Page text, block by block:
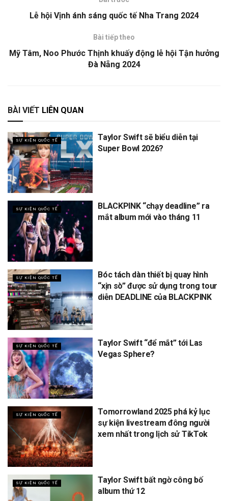
Lễ hội Vịnh ánh sáng quốc tế Nha Trang 2024
Bài tiếp theo
Mỹ Tâm, Noo Phước Thịnh khuấy động lễ hội Tận hưởng
Đà Nẵng 2024
BÀI VIẾT LIÊN QUAN
SỰ KIỆN QUỐC TẾ
Taylor Swift sẽ biểu diễn tại
Super Bowl 2026?
SỰ KIỆN QUỐC TẾ
BLACKPINK “chạy deadline” ra
mắt album mới vào tháng 11
SỰ KIỆN QUỐC TẾ
Bóc tách dàn thiết bị quay hình
“xịn sò” được sử dụng trong tour
diễn DEADLINE của BLACKPINK
SỰ KIỆN QUỐC TẾ
Taylor Swift “để mắt” tới Las
Vegas Sphere?
SỰ KIỆN QUỐC TẾ
Tomorrowland 2025 phá kỷ lục
sự kiện livestream đông người
xem nhất trong lịch sử TikTok
SỰ KIỆN QUỐC TẾ
Taylor Swift bất ngờ công bố
album thứ 12